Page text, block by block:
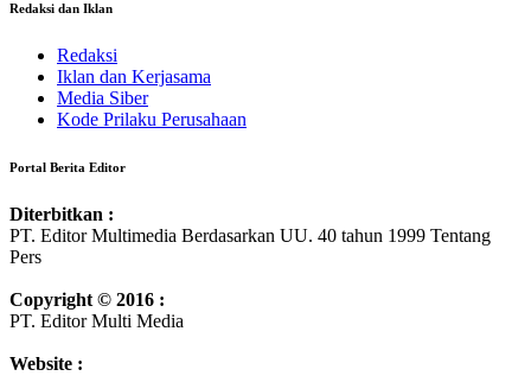
Redaksi dan Iklan
Redaksi
Iklan dan Kerjasama
Media Siber
Kode Prilaku Perusahaan
Portal Berita Editor
Diterbitkan :
PT. Editor Multimedia Berdasarkan UU. 40 tahun 1999 Tentang
Pers
Copyright © 2016 :
PT. Editor Multi Media
Website :